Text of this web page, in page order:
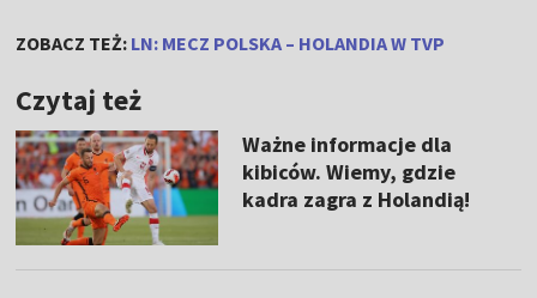
ZOBACZ TEŻ: LN: MECZ POLSKA – HOLANDIA W TVP
Czytaj też
Ważne informacje dla
kibiców. Wiemy, gdzie
kadra zagra z Holandią!